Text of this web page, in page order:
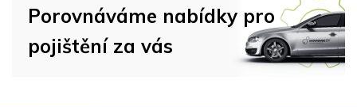
Porovnáváme nabídky pro
pojištění za vás